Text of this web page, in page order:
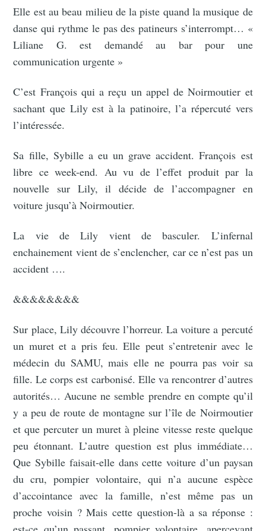
Elle est au beau milieu de la piste quand la musique de
danse qui rythme le pas des patineurs s’interrompt… «
Liliane G. est demandé au bar pour une
communication urgente »
C’est François qui a reçu un appel de Noirmoutier et
sachant que Lily est à la patinoire, l’a répercuté vers
l’intéressée.
Sa fille, Sybille a eu un grave accident. François est
libre ce week-end. Au vu de l’effet produit par la
nouvelle sur Lily, il décide de l’accompagner en
voiture jusqu’à Noirmoutier.
La vie de Lily vient de basculer. L’infernal
enchainement vient de s’enclencher, car ce n’est pas un
accident ….
&&&&&&&&
Sur place, Lily découvre l’horreur. La voiture a percuté
un muret et a pris feu. Elle peut s’entretenir avec le
médecin du SAMU, mais elle ne pourra pas voir sa
fille. Le corps est carbonisé. Elle va rencontrer d’autres
autorités… Aucune ne semble prendre en compte qu’il
y a peu de route de montagne sur l’île de Noirmoutier
et que percuter un muret à pleine vitesse reste quelque
peu étonnant. L’autre question est plus immédiate…
Que Sybille faisait-elle dans cette voiture d’un paysan
du cru, pompier volontaire, qui n’a aucune espèce
d’accointance avec la famille, n’est même pas un
proche voisin ? Mais cette question-là a sa réponse :